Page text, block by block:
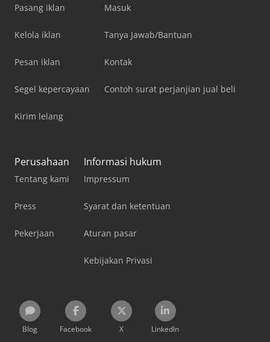
Pasang iklan
Kelola iklan
Pesan iklan
Segel kepercayaan
Kirim lelang
Masuk
Tanya Jawab/Bantuan
Kontak
Contoh surat perjanjian jual beli
Perusahaan
Tentang kami
Press
Pekerjaan
Informasi hukum
Impressum
Syarat dan ketentuan
Aturan pasar
Kebijakan Privasi
Blog Facebook X LinkedIn